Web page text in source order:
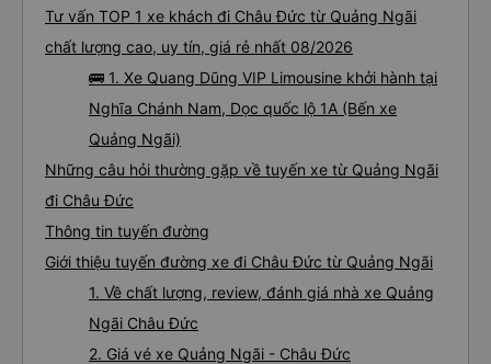
Tư vấn TOP 1 xe khách đi Châu Đức từ Quảng Ngãi
chất lượng cao, uy tín, giá rẻ nhất 08/2026
🚌 1. Xe Quang Dũng VIP Limousine khởi hành tại
Nghĩa Chánh Nam, Dọc quốc lộ 1A (Bến xe
Quảng Ngãi)
Những câu hỏi thường gặp về tuyến xe từ Quảng Ngãi
đi Châu Đức
Thông tin tuyến đường
Giới thiệu tuyến đường xe đi Châu Đức từ Quảng Ngãi
1. Về chất lượng, review, đánh giá nhà xe Quảng
Ngãi Châu Đức
2. Giá vé xe Quảng Ngãi - Châu Đức